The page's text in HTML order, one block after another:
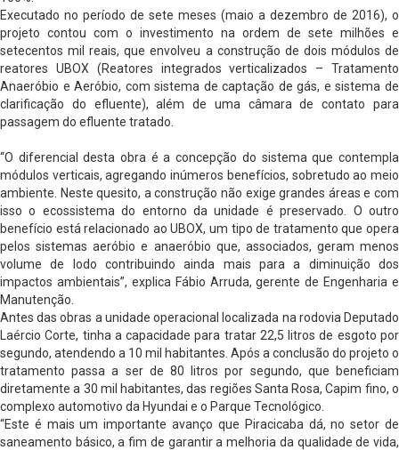
Executado no período de sete meses (maio a dezembro de 2016), o
projeto contou com o investimento na ordem de sete milhões e
setecentos mil reais, que envolveu a construção de dois módulos de
reatores UBOX (Reatores integrados verticalizados – Tratamento
Anaeróbio e Aeróbio, com sistema de captação de gás, e sistema de
clarificação do efluente), além de uma câmara de contato para
passagem do efluente tratado.
“O diferencial desta obra é a concepção do sistema que contempla
módulos verticais, agregando inúmeros benefícios, sobretudo ao meio
ambiente. Neste quesito, a construção não exige grandes áreas e com
isso o ecossistema do entorno da unidade é preservado. O outro
benefício está relacionado ao UBOX, um tipo de tratamento que opera
pelos sistemas aeróbio e anaeróbio que, associados, geram menos
volume de lodo contribuindo ainda mais para a diminuição dos
impactos ambientais”, explica Fábio Arruda, gerente de Engenharia e
Manutenção.
Antes das obras a unidade operacional localizada na rodovia Deputado
Laércio Corte, tinha a capacidade para tratar 22,5 litros de esgoto por
segundo, atendendo a 10 mil habitantes. Após a conclusão do projeto o
tratamento passa a ser de 80 litros por segundo, que beneficiam
diretamente a 30 mil habitantes, das regiões Santa Rosa, Capim fino, o
complexo automotivo da Hyundai e o Parque Tecnológico.
“Este é mais um importante avanço que Piracicaba dá, no setor de
saneamento básico, a fim de garantir a melhoria da qualidade de vida,